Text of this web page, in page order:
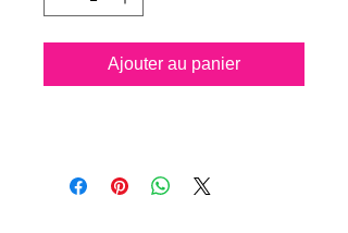
Ajouter au panier